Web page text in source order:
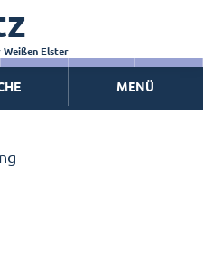
Christian Thieme
Elster
MENÜ